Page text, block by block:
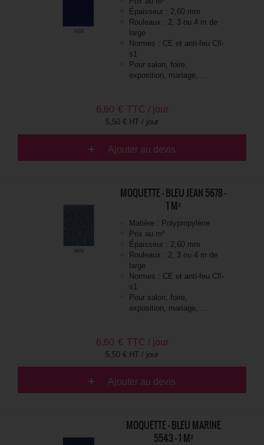
Épaisseur : 2,60 mm
Rouleaux : 2, 3 ou 4 m de
large
Normes : CE et anti-feu Cfl-
s1
Pour salon, foire,
exposition, mariage, ...
6,60 € TTC / jour
5,50 € HT / jour
Ajouter au devis
MOQUETTE - BLEU JEAN 5678 -
1 M²
Matière : Polypropylène
Prix au m²
Épaisseur : 2,60 mm
Rouleaux : 2, 3 ou 4 m de
large
Normes : CE et anti-feu Cfl-
s1
Pour salon, foire,
exposition, mariage, ...
6,60 € TTC / jour
5,50 € HT / jour
Ajouter au devis
MOQUETTE - BLEU MARINE
5543 - 1 M²